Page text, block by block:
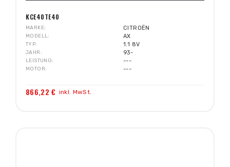
KCE40TE40
MARKE CITROËN
MODELL AX
TYP 1.1 8V
JAHR 93-
LEISTUNG ---
MOTOR ---
866,22 € inkl. MwSt.